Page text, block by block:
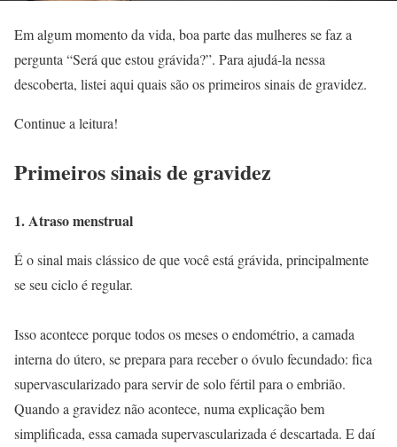
Em algum momento da vida, boa parte das mulheres se faz a
pergunta “Será que estou grávida?”. Para ajudá-la nessa
descoberta, listei aqui quais são os primeiros sinais de gravidez.
Continue a leitura!
Primeiros sinais de gravidez
1. Atraso menstrual
É o sinal mais clássico de que você está grávida, principalmente
se seu ciclo é regular.
Isso acontece porque todos os meses o endométrio, a camada
interna do útero, se prepara para receber o óvulo fecundado: fica
supervascularizado para servir de solo fértil para o embrião.
Quando a gravidez não acontece, numa explicação bem
simplificada, essa camada supervascularizada é descartada. E daí